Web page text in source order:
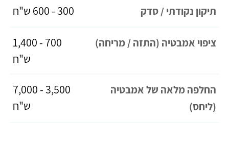
תיקון נקודתי / סדק 300 - 600 ש"ח
ציפוי אמבטיה (התזה / מריחה)
700 - 1,400
ש"ח
החלפה מלאה של אמבטיה
(ליחס)
3,500 - 7,000
ש"ח